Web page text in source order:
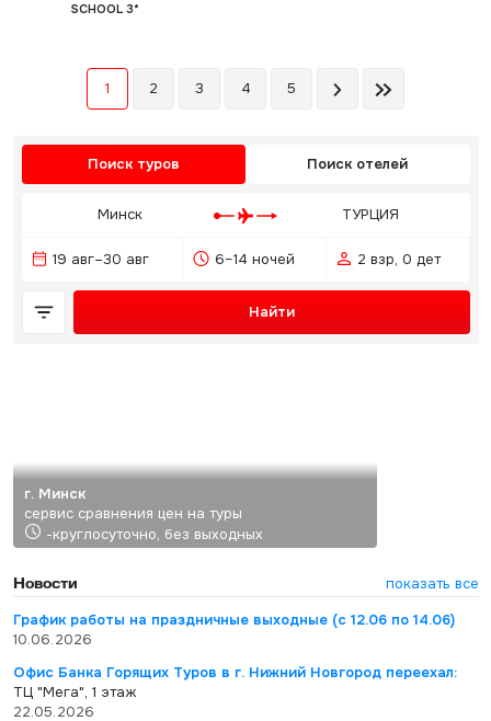
SCHOOL 3*
1 2 3 4 5
Поиск туров Поиск отелей
Минск ТУРЦИЯ
19 авг–30 авг 6–14 ночей 2 взр, 0 дет
Найти
г. Минск
сервис сравнения цен на туры
-круглосуточно, без выходных
Новости
показать все
График работы на праздничные выходные (с 12.06 по 14.06)
10.06.2026
Офис Банка Горящих Туров в г. Нижний Новгород переехал:
ТЦ "Мега", 1 этаж
22.05.2026